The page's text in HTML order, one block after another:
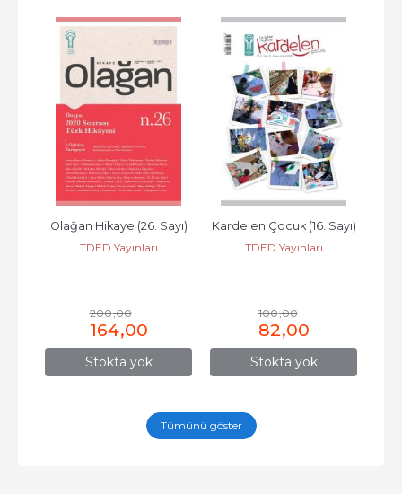
Stokta yok
Olağan Hikaye (26. Sayı)
TDED Yayınları
200,00
164,00
Stokta yok
Kardelen Çocuk (16. Sayı)
TDED Yayınları
100,00
82,00
Tümünü göster